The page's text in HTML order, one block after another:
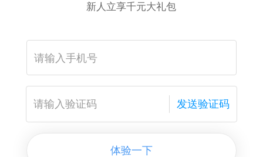
新人立享千元大礼包
发送验证码
体验一下